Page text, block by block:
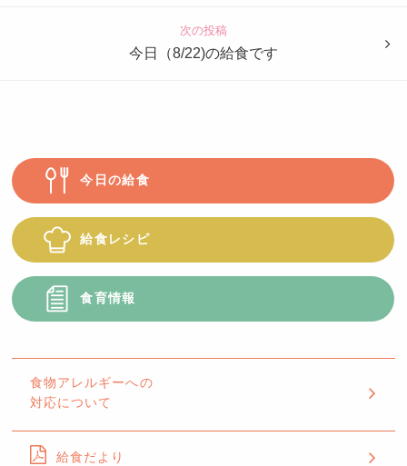
次の投稿
今日（8/22)の給食です
今日の給食
給食レシピ
食育情報
食物アレルギーへの
対応について
給食だより